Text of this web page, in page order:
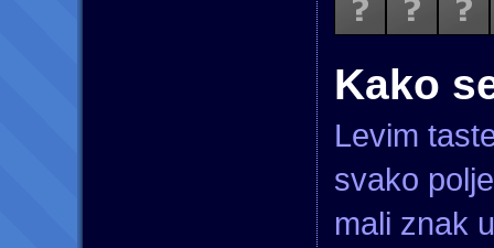
Kako
Levim
svako
mali znak